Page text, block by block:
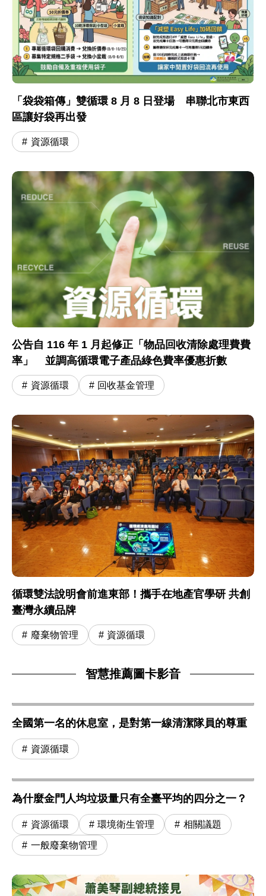
「袋袋箱傳」雙循環 8 月 8 日登場 串聯北市東西
區讓好袋再出發
資源循環
公告自 116 年 1 月起修正「物品回收清除處理費費
率」 並調高循環電子產品綠色費率優惠折數
資源循環 回收基金管理
循環雙法說明會前進東部！攜手在地產官學研 共創
臺灣永續品牌
廢棄物管理 資源循環
智慧推薦圖卡影音
全國第一名的休息室，是對第一線清潔隊員的尊重
資源循環
為什麼金門人均垃圾量只有全臺平均的四分之一？
資源循環 環境衛生管理 相關議題
一般廢棄物管理